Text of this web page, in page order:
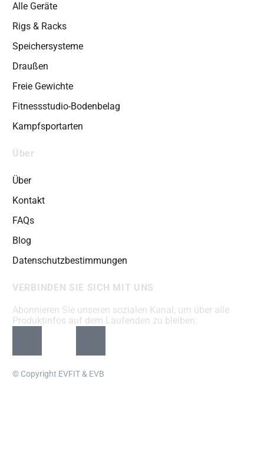
Alle Geräte
Rigs & Racks
Speichersysteme
Draußen
Freie Gewichte
Fitnessstudio-Bodenbelag
Kampfsportarten
Über
Über
Kontakt
FAQs
Blog
Datenschutzbestimmungen
VERBINDEN SIE SICH MIT UNS
Abonnieren Sie unseren sozialen Kanal, um über alle
Produktinfos auf dem Laufenden zu bleiben:
© Copyright EVFIT & EVB